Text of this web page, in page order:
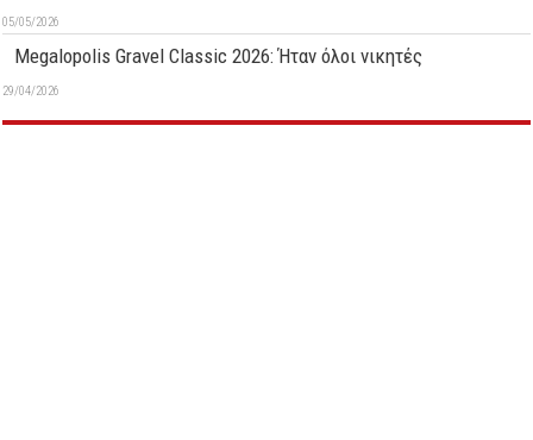
05/05/2026
Megalopolis Gravel Classic 2026: Ήταν όλοι νικητές
29/04/2026